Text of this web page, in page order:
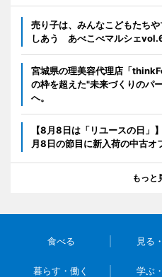
売り子は、みんなこどもたち
しあう あべこべマルシェ
宮城県の理美容代理店「
の枠を超えた"未来づくりのパ
へ。
【8月8日は「リユースの日」
月8日の節目に新入荷の中古オ
もっと
食べる 見る
暮らす・働く 学ぶ